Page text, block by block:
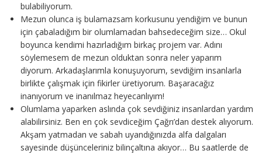
bulabiliyorum.
Mezun olunca iş bulamazsam korkusunu yendiğim ve bunun
için çabaladığım bir olumlamadan bahsedeceğim size… Okul
boyunca kendimi hazırladığım birkaç projem var. Adını
söylemesem de mezun olduktan sonra neler yaparım
diyorum. Arkadaşlarımla konuşuyorum, sevdiğim insanlarla
birlikte çalışmak için fikirler üretiyorum. Başaracağız
inanıyorum ve inanılmaz heyecanlıyım!
Olumlama yaparken aslında çok sevdiğiniz insanlardan yardım
alabilirsiniz. Ben en çok sevdiceğim Çağrı’dan destek alıyorum.
Akşam yatmadan ve sabah uyandığınızda alfa dalgaları
sayesinde düşünceleriniz bilinçaltına akıyor… Bu saatlerde de